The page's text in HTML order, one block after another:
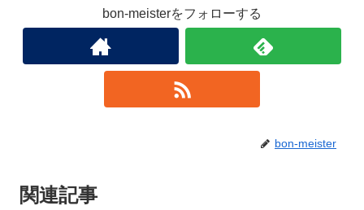
bon-meisterをフォローする
bon-meister
関連記事